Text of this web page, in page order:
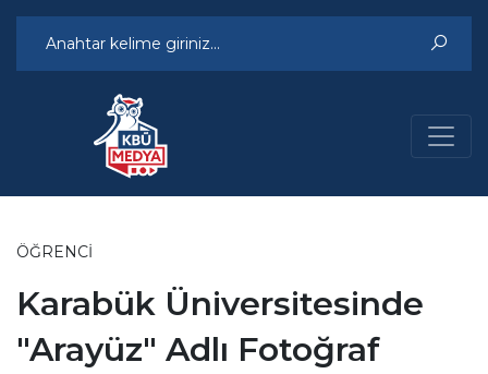
ÖĞRENCI
Karabük Üniversitesinde
"Arayüz" Adlı Fotoğraf